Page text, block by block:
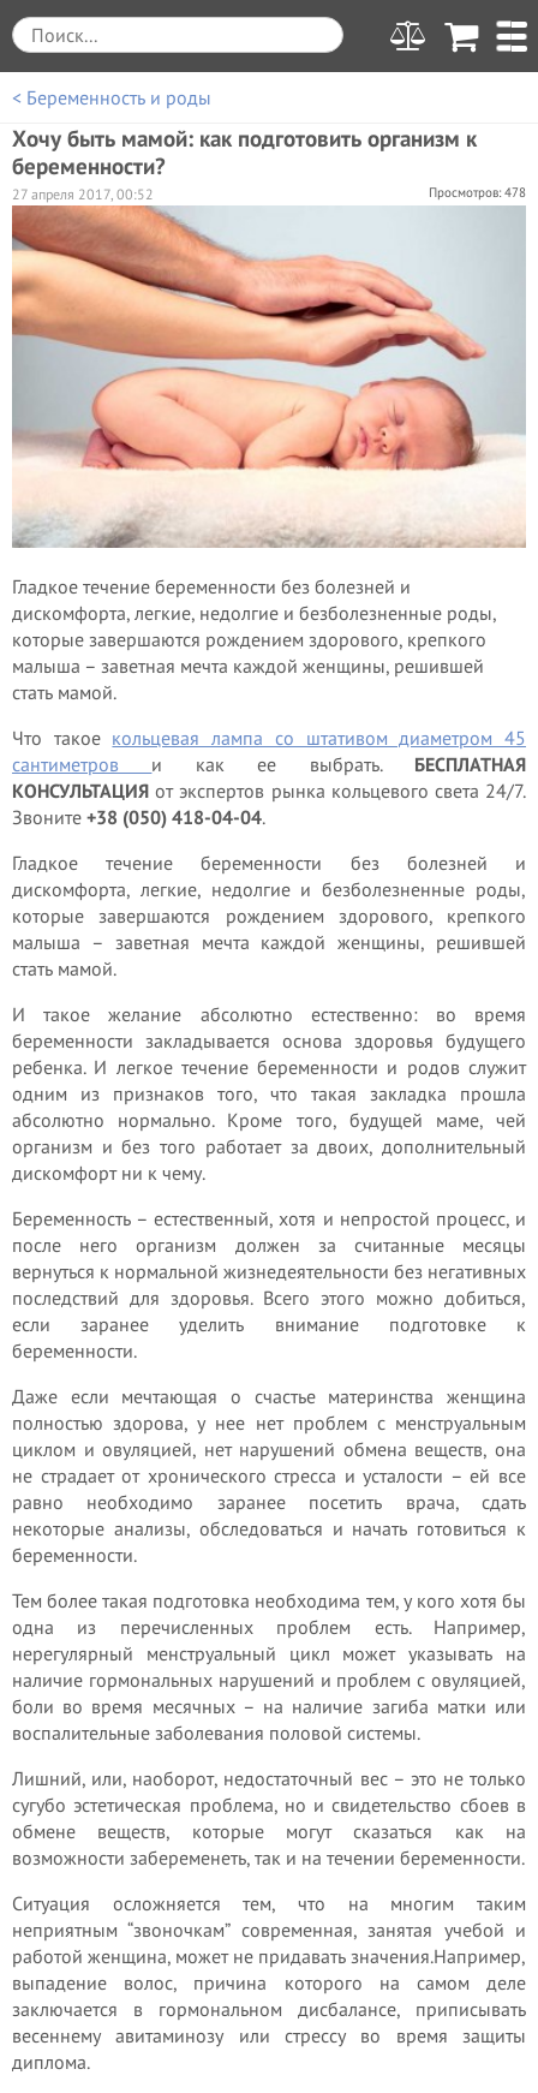
< Беременность и роды
Хочу быть мамой: как подготовить организм к
беременности?
Просмотров: 478
27 апреля 2017, 00:52
Гладкое течение беременности без болезней и
дискомфорта, легкие, недолгие и безболезненные роды,
которые завершаются рождением здорового, крепкого
малыша – заветная мечта каждой женщины, решившей
стать мамой.
Что такое кольцевая лампа со штативом диаметром 45
сантиметров и как ее выбрать. БЕСПЛАТНАЯ
КОНСУЛЬТАЦИЯ от экспертов рынка кольцевого света 24/7.
Звоните +38 (050) 418-04-04.
Гладкое течение беременности без болезней и
дискомфорта, легкие, недолгие и безболезненные роды,
которые завершаются рождением здорового, крепкого
малыша – заветная мечта каждой женщины, решившей
стать мамой.
И такое желание абсолютно естественно: во время
беременности закладывается основа здоровья будущего
ребенка. И легкое течение беременности и родов служит
одним из признаков того, что такая закладка прошла
абсолютно нормально. Кроме того, будущей маме, чей
организм и без того работает за двоих, дополнительный
дискомфорт ни к чему.
Беременность – естественный, хотя и непростой процесс, и
после него организм должен за считанные месяцы
вернуться к нормальной жизнедеятельности без негативных
последствий для здоровья. Всего этого можно добиться,
если заранее уделить внимание подготовке к
беременности.
Даже если мечтающая о счастье материнства женщина
полностью здорова, у нее нет проблем с менструальным
циклом и овуляцией, нет нарушений обмена веществ, она
не страдает от хронического стресса и усталости – ей все
равно необходимо заранее посетить врача, сдать
некоторые анализы, обследоваться и начать готовиться к
беременности.
Тем более такая подготовка необходима тем, у кого хотя бы
одна из перечисленных проблем есть. Например,
нерегулярный менструальный цикл может указывать на
наличие гормональных нарушений и проблем с овуляцией,
боли во время месячных – на наличие загиба матки или
воспалительные заболевания половой системы.
Лишний, или, наоборот, недостаточный вес – это не только
сугубо эстетическая проблема, но и свидетельство сбоев в
обмене веществ, которые могут сказаться как на
возможности забеременеть, так и на течении беременности.
Ситуация осложняется тем, что на многим таким
неприятным “звоночкам” современная, занятая учебой и
работой женщина, может не придавать значения.Например,
выпадение волос, причина которого на самом деле
заключается в гормональном дисбалансе, приписывать
весеннему авитаминозу или стрессу во время защиты
диплома.